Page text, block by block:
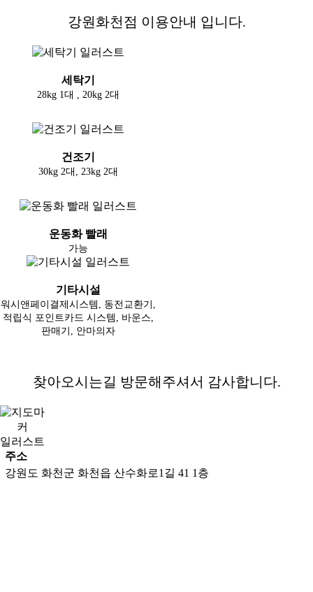
강원화천점 이용안내 입니다.
세탁기
28kg 1대 , 20kg 2대
건조기
30kg 2대, 23kg 2대
운동화 빨래
가능
기타시설
워시앤페이결제시스템, 동전교환기,
적립식 포인트카드 시스템, 바운스,
판매기, 안마의자
찾아오시는길 방문해주셔서 감사합니다.
주소
강원도 화천군 화천읍 산수화로1길 41 1층